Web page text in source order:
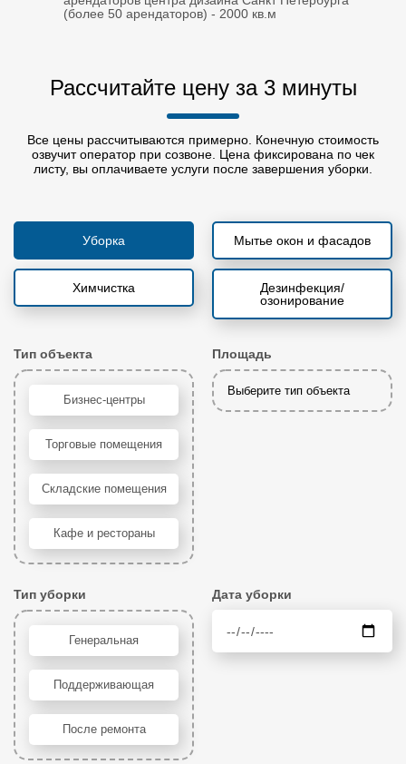
(более 50 арендаторов) - 2000 кв.м
Рассчитайте цену за 3 минуты
Все цены рассчитываются примерно. Конечную стоимость
озвучит оператор при созвоне. Цена фиксирована по чек
листу, вы оплачиваете услуги после завершения уборки.
Уборка Мытье окон и фасадов
Химчистка
Дезинфекция/
озонирование
Тип объекта
Бизнес-центры
Торговые помещения
Складские помещения
Кафе и рестораны
Площадь
Выберите тип объекта
Тип уборки
Генеральная
Поддерживающая
После ремонта
Дата уборки